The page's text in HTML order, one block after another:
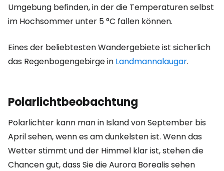
Umgebung befinden, in der die Temperaturen selbst
im Hochsommer unter 5 °C fallen können.
Eines der beliebtesten Wandergebiete ist sicherlich
das Regenbogengebirge in Landmannalaugar.
Polarlichtbeobachtung
Polarlichter kann man in Island von September bis
April sehen, wenn es am dunkelsten ist. Wenn das
Wetter stimmt und der Himmel klar ist, stehen die
Chancen gut, dass Sie die Aurora Borealis sehen